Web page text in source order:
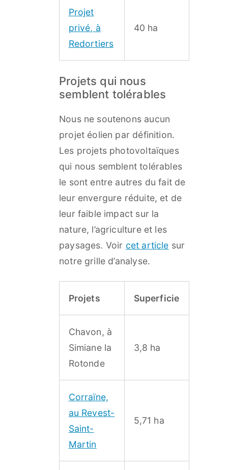
Projet
privé, à
Redortiers
40 ha
Projets qui nous
semblent tolérables
Nous ne soutenons aucun
projet éolien par définition.
Les projets photovoltaïques
qui nous semblent tolérables
le sont entre autres du fait de
leur envergure réduite, et de
leur faible impact sur la
nature, l’agriculture et les
paysages. Voir cet article sur
notre grille d’analyse.
Projets Superficie
Chavon, à
Simiane la
Rotonde
3,8 ha
Corraïne,
au Revest-
Saint-
Martin
5,71 ha